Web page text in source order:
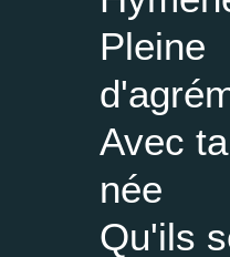
Avec
née
Qu'ils